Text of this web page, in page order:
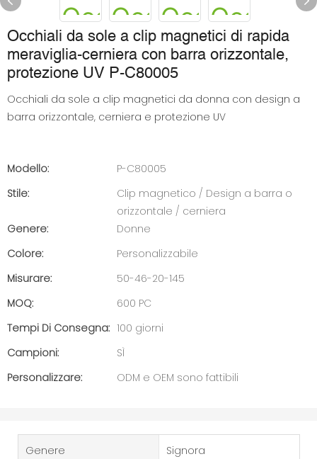
Occhiali da sole a clip magnetici di rapida
meraviglia-cerniera con barra orizzontale,
protezione UV P-C80005
Occhiali da sole a clip magnetici da donna con design a
barra orizzontale, cerniera e protezione UV
Modello:
P-C80005
Stile:
Clip magnetico / Design a barra o
orizzontale / cerniera
Genere:
Donne
Colore:
Personalizzabile
Misurare:
50-46-20-145
MOQ:
600 PC
Tempi Di Consegna: 100 giorni
Campioni:
SÌ
Personalizzare:
ODM e OEM sono fattibili
Genere Signora